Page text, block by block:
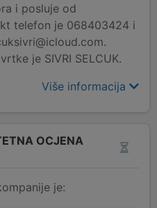
i posluje od
telefon je 068403424 i
je SIVRI SELCUK.
Više informacija
OCJENA
je: